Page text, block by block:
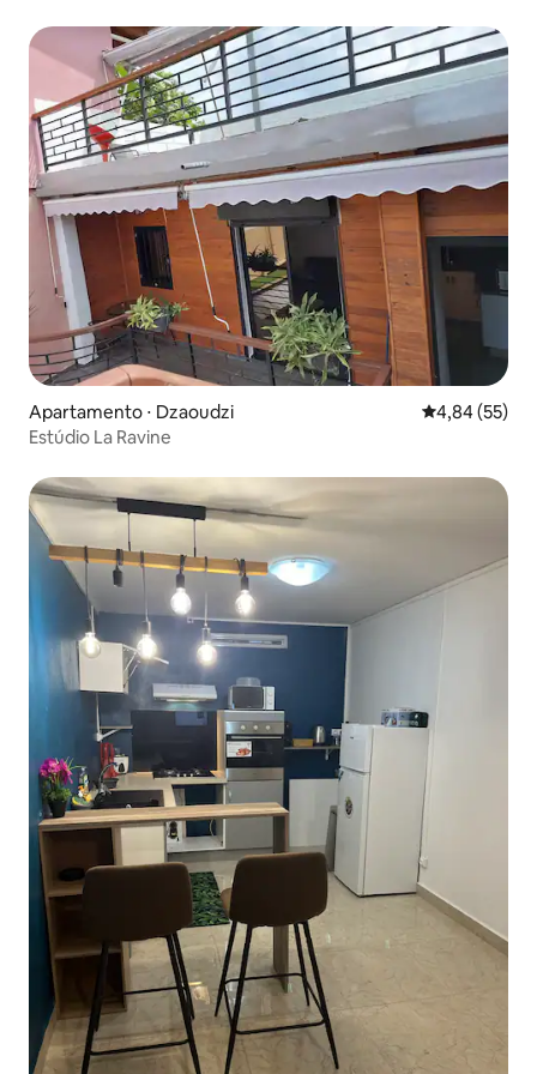
Apartamento ⋅ Dzaoudzi 4,84 de uma
4,84 (55)
Estúdio La Ravine